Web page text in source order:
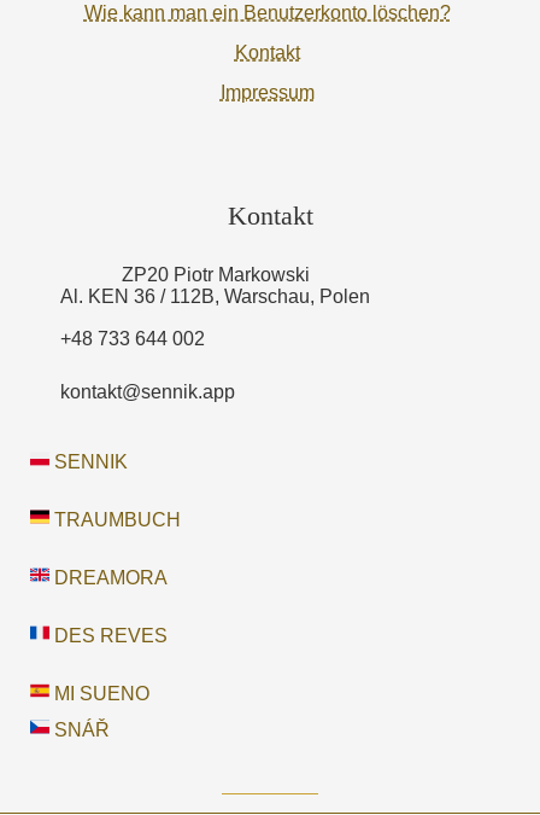
Wie kann man ein Benutzerkonto löschen?
Kontakt
Impressum
Kontakt
ZP20 Piotr Markowski
Al. KEN 36 / 112B, Warschau, Polen
+48 733 644 002
kontakt@sennik.app
SENNIK
TRAUMBUCH
DREAMORA
DES REVES
MI SUENO
SNÁŘ